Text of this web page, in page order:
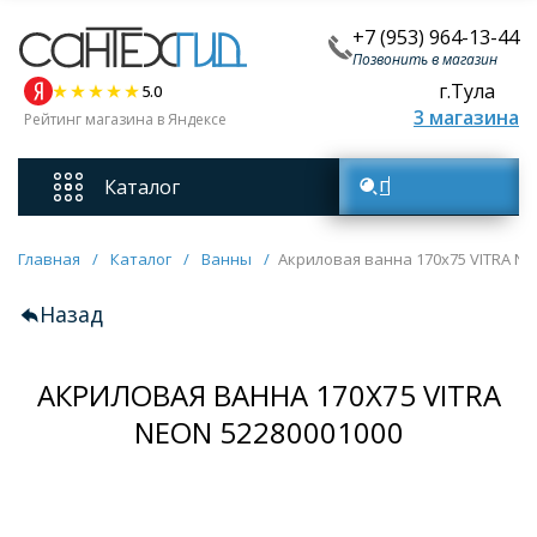
+7 (953) 964-13-44
Позвонить в магазин
5.0
Рейтинг магазина в Яндексе
г.Тула
3 магазина
Каталог
Смесители
Унитазы
Мебель для ванных комнат
Поиск товаров
Главная / Каталог / Ванны / Акриловая ванна 170x75 VITRA
Назад
АКРИЛОВАЯ ВАННА 170X75 VITRA
NEON 52280001000